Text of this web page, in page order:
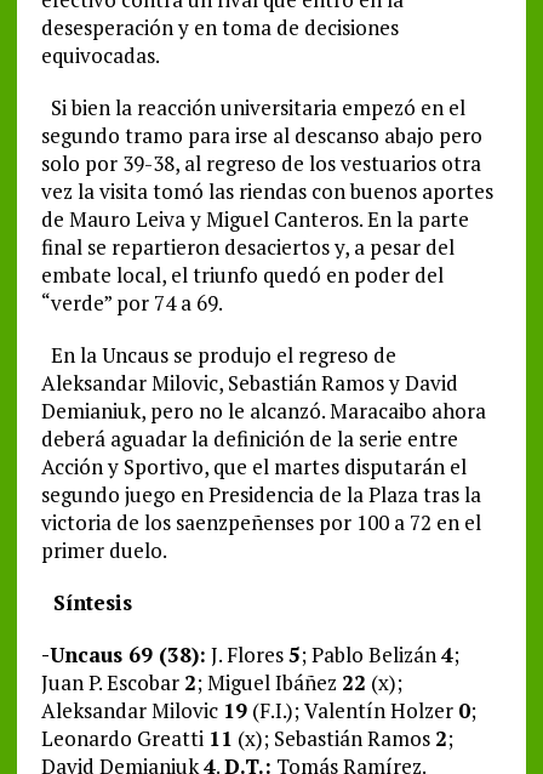
desesperación y en toma de decisiones
equivocadas.
Si bien la reacción universitaria empezó en el
segundo tramo para irse al descanso abajo pero
solo por 39-38, al regreso de los vestuarios otra
vez la visita tomó las riendas con buenos aportes
de Mauro Leiva y Miguel Canteros. En la parte
final se repartieron desaciertos y, a pesar del
embate local, el triunfo quedó en poder del
“verde” por 74 a 69.
En la Uncaus se produjo el regreso de
Aleksandar Milovic, Sebastián Ramos y David
Demianiuk, pero no le alcanzó. Maracaibo ahora
deberá aguadar la definición de la serie entre
Acción y Sportivo, que el martes disputarán el
segundo juego en Presidencia de la Plaza tras la
victoria de los saenzpeñenses por 100 a 72 en el
primer duelo.
Síntesis
-Uncaus 69 (38): J. Flores5; Pablo Belizán4;
Juan P. Escobar 2; Miguel Ibáñez 22 (x);
Aleksandar Milovic 19(F.I.); Valentín Holzer 0;
Leonardo Greatti 11 (x); Sebastián Ramos 2;
David Demianiuk4.D.T.: Tomás Ramírez.